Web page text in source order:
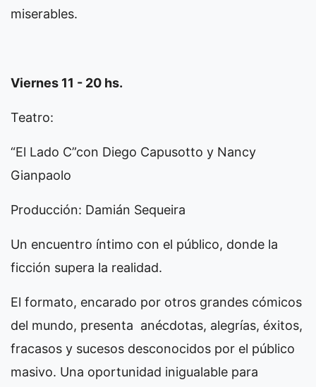
miserables.
Viernes 11 - 20 hs.
Teatro:
“El Lado C”con Diego Capusotto y Nancy
Gianpaolo
Producción: Damián Sequeira
Un encuentro íntimo con el público, donde la
ficción supera la realidad.
El formato, encarado por otros grandes cómicos
del mundo, presenta anécdotas, alegrías, éxitos,
fracasos y sucesos desconocidos por el público
masivo. Una oportunidad inigualable para